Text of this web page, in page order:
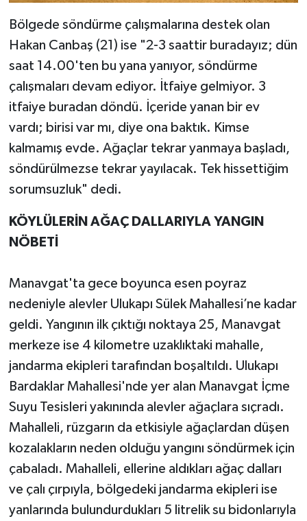
Bölgede söndürme çalışmalarına destek olan
Hakan Canbaş (21) ise "2-3 saattir buradayız; dün
saat 14.00'ten bu yana yanıyor, söndürme
çalışmaları devam ediyor. İtfaiye gelmiyor. 3
itfaiye buradan döndü. İçeride yanan bir ev
vardı; birisi var mı, diye ona baktık. Kimse
kalmamış evde. Ağaçlar tekrar yanmaya başladı,
söndürülmezse tekrar yayılacak. Tek hissettiğim
sorumsuzluk" dedi.
KÖYLÜLERİN AĞAÇ DALLARIYLA YANGIN
NÖBETİ
Manavgat'ta gece boyunca esen poyraz
nedeniyle alevler Ulukapı Sülek Mahallesi’ne kadar
geldi. Yangının ilk çıktığı noktaya 25, Manavgat
merkeze ise 4 kilometre uzaklıktaki mahalle,
jandarma ekipleri tarafından boşaltıldı. Ulukapı
Bardaklar Mahallesi'nde yer alan Manavgat İçme
Suyu Tesisleri yakınında alevler ağaçlara sıçradı.
Mahalleli, rüzgarın da etkisiyle ağaçlardan düşen
kozalakların neden olduğu yangını söndürmek için
çabaladı. Mahalleli, ellerine aldıkları ağaç dalları
ve çalı çırpıyla, bölgedeki jandarma ekipleri ise
yanlarında bulundurdukları 5 litrelik su bidonlarıyla